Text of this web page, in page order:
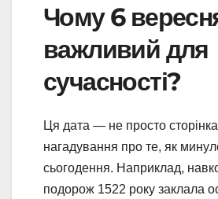
Чому 6
важливий для
сучасності?
Ця дата — не просто
нагадування про те, як
сьогодення. Наприклад,
подорож 1522 року заклала